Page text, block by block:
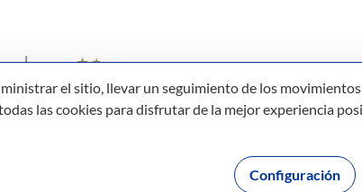
Protección de datos
el sitio, llevar un seguimiento de los
las cookies para disfrutar de la mejor experiencia
Configuración